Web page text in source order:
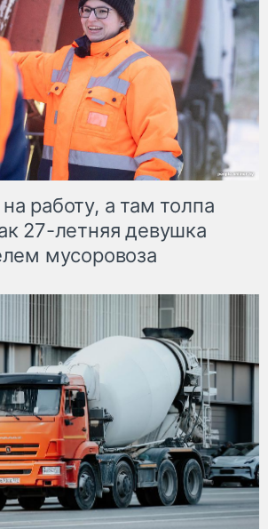
работу, а там толпа
27-летняя девушка
мусоровоза